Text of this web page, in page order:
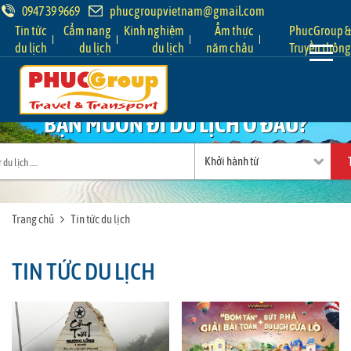
0947 39 9669
phucgroupvietnam@gmail.com
Tin tức
du lịch
Cẩm nang
du lịch
Kinh nghiệm
du lịch
Ẩm thực
năm châu
PhucGroup &
Truyền thông
BẠN MUỐN ĐI DU LỊCH Ở ĐÂU?
Trang chủ Tin tức du lịch
TIN TỨC DU LỊCH